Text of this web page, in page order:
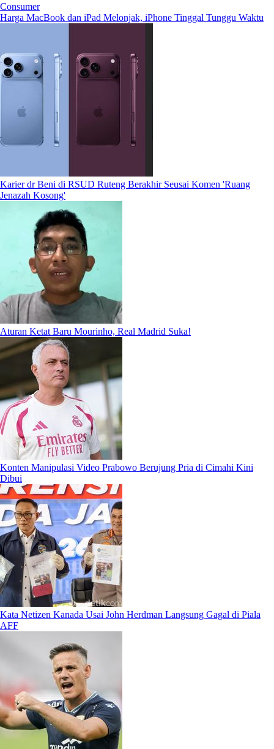
Consumer
Harga MacBook dan iPad Melonjak, iPhone Tinggal Tunggu Waktu
Karier dr Beni di RSUD Ruteng Berakhir Seusai Komen 'Ruang
Jenazah Kosong'
Aturan Ketat Baru Mourinho, Real Madrid Suka!
Konten Manipulasi Video Prabowo Berujung Pria di Cimahi Kini
Dibui
Kata Netizen Kanada Usai John Herdman Langsung Gagal di Piala
AFF